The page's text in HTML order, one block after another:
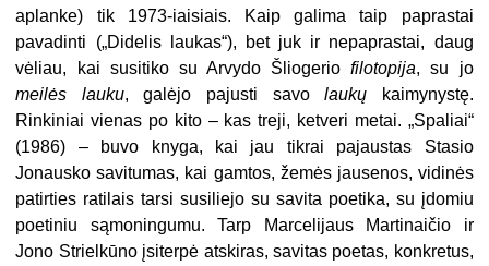
aplanke) tik 1973-iaisiais. Kaip galima taip paprastai
pavadinti („Didelis
laukas“), bet juk ir nepaprastai, daug
vėliau, kai susitiko su Arvydo Šliogeriofilotopija, su jo
meilės lauku, galėjo pajusti savolaukų kaimynystę.
Rinkiniai vienas po kito – kas treji, ketveri metai. „Spaliai“
(1986) – buvo knyga, kai jau tikrai pajaustas Stasio
Jonausko savitumas, kai gamtos, žemės jausenos, vidinės
patirties ratilais tarsi susiliejo su savita poetika, su įdomiu
poetiniu sąmoningumu. Tarp Marcelijaus Martinaičio ir
Jono Strielkūno įsiterpė atskiras, savitas poetas, konkretus,